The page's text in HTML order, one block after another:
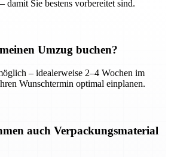
damit Sie bestens vorbereitet sind.
Umzug buchen?
– idealerweise 2–4 Wochen im
Wunschtermin optimal einplanen.
auch Verpackungsmaterial